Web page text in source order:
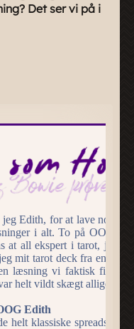
Det ser vi på i